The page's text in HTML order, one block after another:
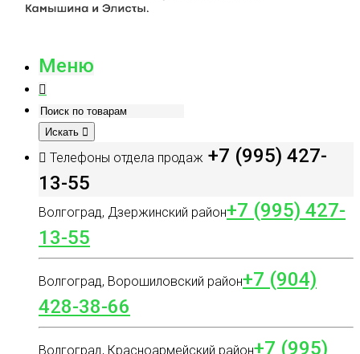
Меню
Искать
Телефоны отдела продаж +7 (995) 427-
13-55
Волгоград, Дзержинский район+7 (995) 427-
13-55
Волгоград, Ворошиловский район+7 (904)
428-38-66
Волгоград, Красноармейский район+7 (995)